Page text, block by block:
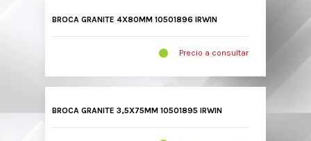
BROCA GRANITE 4X80MM 10501896 IRWIN
Precio a consultar
BROCA GRANITE 3,5X75MM 10501895 IRWIN